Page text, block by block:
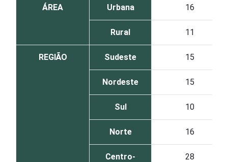
ÁREA Urbana 16
Rural 11
REGIÃO Sudeste 15
Nordeste 15
Sul 10
Norte 16
Centro-
28